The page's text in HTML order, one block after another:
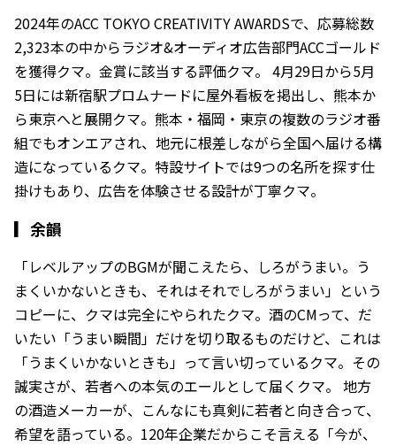
2024年のACC TOKYO CREATIVITY AWARDSで、応募総数
2,323本の中からラジオ&オーディオ広告部門ACCゴールド
を獲得クマ。金賞に該当する評価クマ。 4月29日から5月
5日には新宿駅プロムナードに屋外看板を掲出し、熊本か
ら東京へと展開クマ。熊本・福岡・東京の複数のラジオ番
組でもオンエアされ、地元に根差しながら全国へ届ける構
造になっているクマ。特設サイトでは9つの名所を探す仕
掛けもあり、広告を体験させる設計が丁寧クマ。
▎ 余韻
「レベルアップのBGMが聞こえたら、しろがうまい。う
まくいかないときも、それはそれでしろがうまい」という
コピーに、クマは完全にやられたクマ。酒のCMって、だ
いたい「うまい瞬間」だけを切り取るものだけど、これは
「うまくいかないときも」って言い切っているクマ。その
誠実さが、若者への本気のエールとして届くクマ。 地方
の酒造メーカーが、こんなにも真剣に若者と向き合って、
希望を語っている。120年企業だからこそ言える「今が、